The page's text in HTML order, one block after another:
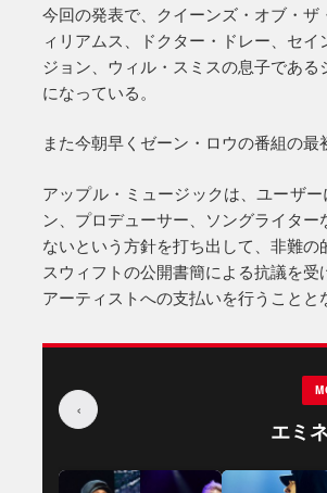
今回の発表で、クイーンズ・オブ・
ィリアムス、ドクター・ドレー、セ
ジョン、ウィル・スミスの息子であ
になっている。
また今朝早くゼーン・ロウの番組の
アップル・ミュージックは、ユーザ
ン、プロデューサー、ソングライタ
ないという方針を打ち出して、非難
スウィフトの公開書簡による抗議を
アーティストへの支払いを行うことと
‹
エミ